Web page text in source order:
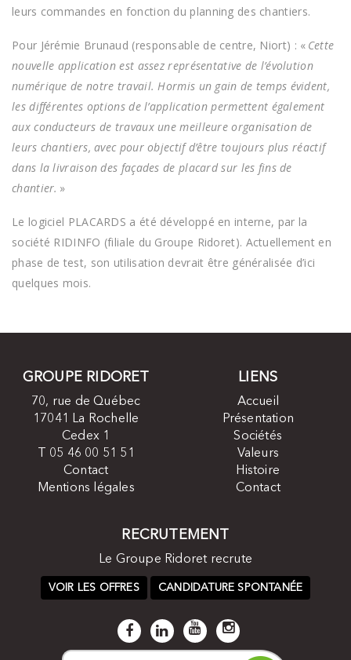
leurs commandes en fonction du planning des chantiers.
Pour Jérémie Brunaud (responsable de centre, Niort) : « Cette
nouvelle application est assez représentative de l’évolution
numérique de notre travail. Hormis un gain de temps évident,
les différentes options de l’application permettent également
aux conducteurs de travaux une meilleure organisation de
leurs chantiers, avec pour objectif d’être toujours plus réactif
dans la livraison des façades de placard sur les fins de
chantier. »
Le logiciel PLACARDS a été développé en interne, par la
société RIDINFO (filiale du Groupe Ridoret). Actuellement en
phase de test, son utilisation devrait être généralisée d’ici
quelques mois.
GROUPE RIDORET
70, rue de Québec
17041 La Rochelle
Cedex 1
T 05 46 00 51 51
Contact
Mentions légales
LIENS
Accueil
Présentation
Sociétés
Valeurs
Histoire
Contact
RECRUTEMENT
Le Groupe Ridoret recrute
VOIR LES OFFRES CANDIDATURE SPONTANÉE